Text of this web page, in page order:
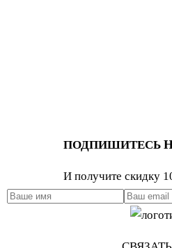
ПОДПИШИТЕСЬ
И получите скидку